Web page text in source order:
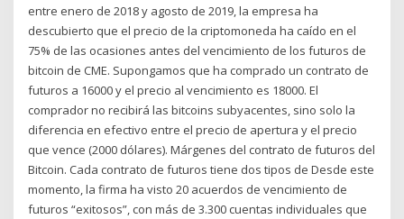
entre enero de 2018 y agosto de 2019, la empresa ha
descubierto que el precio de la criptomoneda ha caído en el
75% de las ocasiones antes del vencimiento de los futuros de
bitcoin de CME. Supongamos que ha comprado un contrato de
futuros a 16000 y el precio al vencimiento es 18000. El
comprador no recibirá las bitcoins subyacentes, sino solo la
diferencia en efectivo entre el precio de apertura y el precio
que vence (2000 dólares). Márgenes del contrato de futuros del
Bitcoin. Cada contrato de futuros tiene dos tipos de Desde este
momento, la firma ha visto 20 acuerdos de vencimiento de
futuros “exitosos”, con más de 3.300 cuentas individuales que